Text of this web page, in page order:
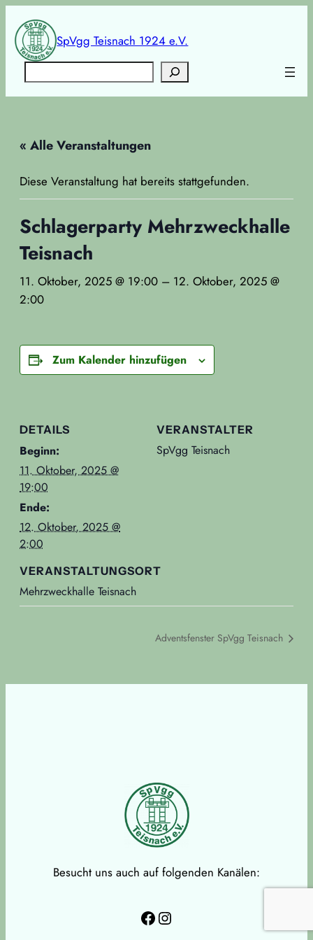
SpVgg Teisnach 1924 e.V.
« Alle Veranstaltungen
Diese Veranstaltung hat bereits stattgefunden.
Schlagerparty Mehrzweckhalle
Teisnach
11. Oktober, 2025 @ 19:00 – 12. Oktober, 2025 @
2:00
Zum Kalender hinzufügen
DETAILS
Beginn:
11. Oktober, 2025 @
19:00
Ende:
12. Oktober, 2025 @
2:00
VERANSTALTUNGSORT
Mehrzweckhalle Teisnach
VERANSTALTER
SpVgg Teisnach
Adventsfenster SpVgg Teisnach
Besucht uns auch auf folgenden Kanälen:
Facebook
Instagram